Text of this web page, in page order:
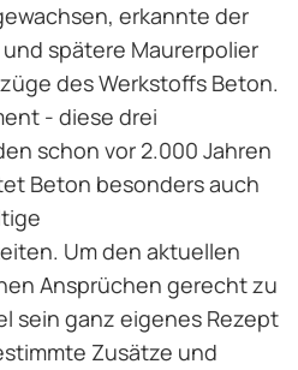
erkannte der
spätere Maurerpolier
des Werkstoffs Beton.
- diese drei
schon vor 2.000 Jahren
Beton besonders auch
Um den aktuellen
Ansprüchen gerecht zu
sein ganz eigenes Rezept
Zusätze und